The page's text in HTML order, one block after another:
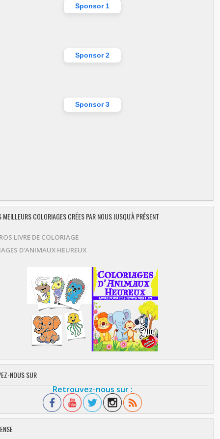
Sponsor 1
Sponsor 2
Sponsor 3
MEILLEURS COLORIAGES CRÉES PAR NOUS JUSQU'À PRÉSENT
LIVRE DE COLORIAGE
D'ANIMAUX HEUREUX
NOUS SUR
Retrouvez-nous sur :